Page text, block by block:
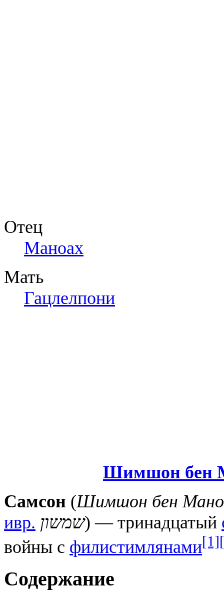
Отец
Маноах
Мать
Гацлелпони
Шимшон бен
Самсон (Шимшон бен
ивр. שמשון) — тринадцатый
войны с филистимлянами[1]
Содержание